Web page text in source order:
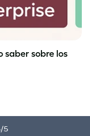
saber sobre los
5